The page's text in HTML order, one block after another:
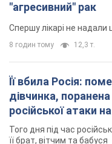
"агресивний" рак
Спершу лікарі не надали
8 годин тому 12,3 т.
Її вбила Росія:
дівчинка,
російської атаки
Того дня під час
її брат, вітчим та бабуся